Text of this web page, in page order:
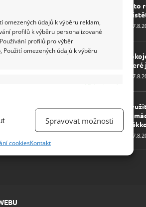
omezených údajů k výběru reklam,
profilů k výběru personalizované
profilů pro výběr
Použití omezených údajů k výběru
Vždy aktivní
informací.
údajů.
Spravovat možnosti
cookiesKontakt
Tyto